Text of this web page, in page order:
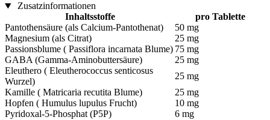
Zusatzinformationen
Inhaltsstoffe
pro Tablette
Pantothensäure (als Calcium-Pantothenat)
50 mg
Magnesium (als Citrat)
25 mg
Passionsblume ( Passiflora incarnata Blume) 75 mg
GABA (Gamma-Aminobuttersäure)
25 mg
Eleuthero ( Eleutherococcus senticosus
Wurzel)
25 mg
Kamille ( Matricaria recutita Blume)
25 mg
Hopfen ( Humulus lupulus Frucht)
10 mg
Pyridoxal-5-Phosphat (P5P)
6 mg